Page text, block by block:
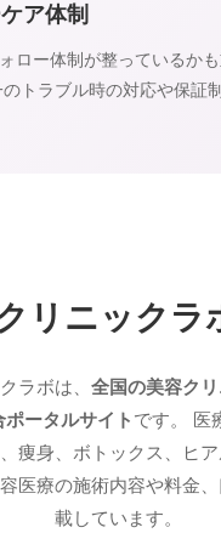
ア体制
ロー体制が整っているか
のトラブル時の対応や保証
リニックラ
ラボは、 全国の美容ク
ータルサイト です。 医
痩身、ボトックス、ヒ
医療の施術内容や料金
載しています。